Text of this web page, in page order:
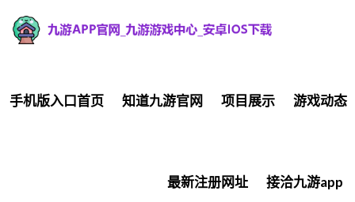
手机版入口首页 知道九游官网 项目展示 游戏动态
最新注册网址 接洽九游app